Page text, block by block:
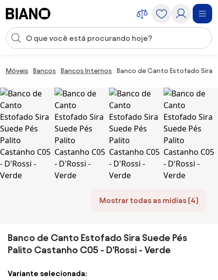
Entrada de pesquisa
Móveis Bancos Bancos Internos Banco de Canto Estofado Sira
Mostrar todas as mídias (4)
Banco de Canto Estofado Sira Suede Pés
Palito Castanho C05 - D'Rossi - Verde
Variante selecionada: